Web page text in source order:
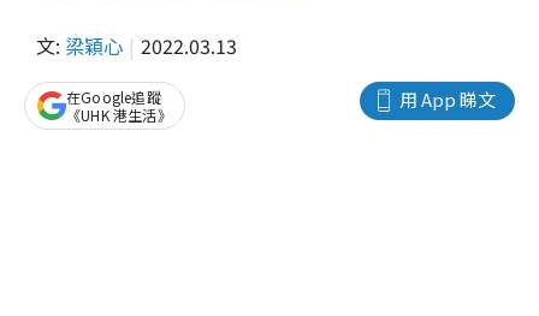
文: 梁穎心 2022.03.13
用 App 睇文
在Google追蹤
《UHK 港生活》